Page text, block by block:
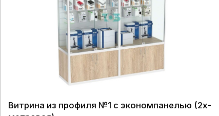
Витрина из профиля №1 с экономпанелью (2х-